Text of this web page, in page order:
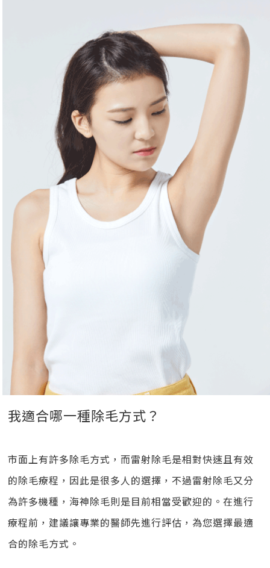
我適合哪一種除毛方式？
市面上有許多除毛方式，而雷射除毛是相對快速且有效
的除毛療程，因此是很多人的選擇，不過雷射除毛又分
為許多機種，海神除毛則是目前相當受歡迎的。在進行
療程前，建議讓專業的醫師先進行評估，為您選擇最適
合的除毛方式。